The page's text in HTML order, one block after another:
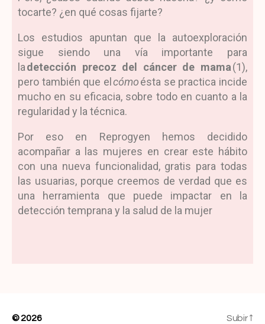
tocarte? ¿en qué cosas fijarte?
Los estudios apuntan que la autoexploración
sigue siendo una vía importante para
ladetección precoz del cáncer de mama(1),
pero también que elcómoésta se practica incide
mucho en su eficacia, sobre todo en cuanto a la
regularidad y la técnica.
Por eso en Reprogyen hemos decidido
acompañar a las mujeres en crear este hábito
con una nueva funcionalidad, gratis para todas
las usuarias, porque creemos de verdad que es
una herramienta que puede impactar en la
detección temprana y la salud de la mujer
© 2026 Subir↑